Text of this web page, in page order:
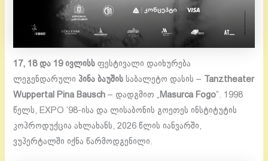
17, 18 და 19 ივლისსფესტივალი დაიხურება
ლეგენდარულიპინა ბაუშის საბალეტო დასის – Tanztheater
Wuppertal Pina Bausch – დადგმით „ Masurca Fogo”. 1998
წელს, EXPO ’98-ისა და ლისაბონის გოეთეს ინსტიტუტის
კოპროდუქცია ახლახანს, 2026 წლის იანვარში,
ვუპერტალში იქნა წარმოდგენილი.